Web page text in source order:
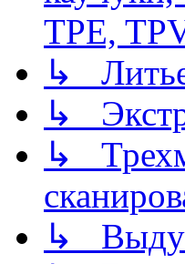
TPE,
↳
↳
↳
↳